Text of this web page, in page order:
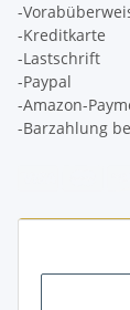
-
-Kreditkarte
-Lastschrift
-Paypal
-Amazon-
-Barzahlung